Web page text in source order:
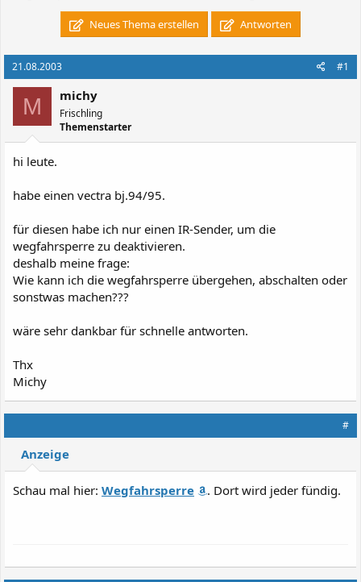
Neues Thema erstellen Antworten
21.08.2003 #1
M michy
Frischling
Themenstarter
hi leute.
habe einen vectra bj.94/95.
für diesen habe ich nur einen IR-Sender, um die
wegfahrsperre zu deaktivieren.
deshalb meine frage:
Wie kann ich die wegfahrsperre übergehen, abschalten oder
sonstwas machen???
wäre sehr dankbar für schnelle antworten.
Thx
Michy
#
Anzeige
Schau mal hier: Wegfahrsperre . Dort wird jeder fündig.